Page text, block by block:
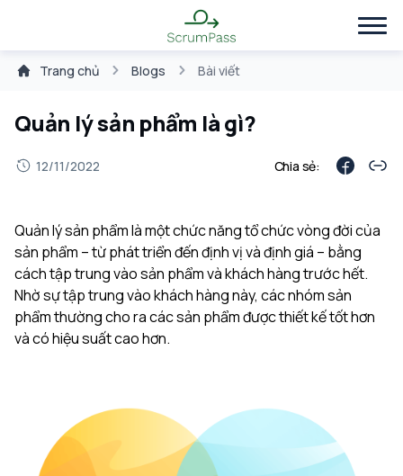
Trang chủ Blogs Bài viết
Quản lý sản phẩm là gì?
12/11/2022 Chia sẻ:
Quản lý sản phẩm là một chức năng tổ chức vòng đời của
sản phẩm – từ phát triển đến định vị và định giá – bằng
cách tập trung vào sản phẩm và khách hàng trước hết.
Nhờ sự tập trung vào khách hàng này, các nhóm sản
phẩm thường cho ra các sản phẩm được thiết kế tốt hơn
và có hiệu suất cao hơn.